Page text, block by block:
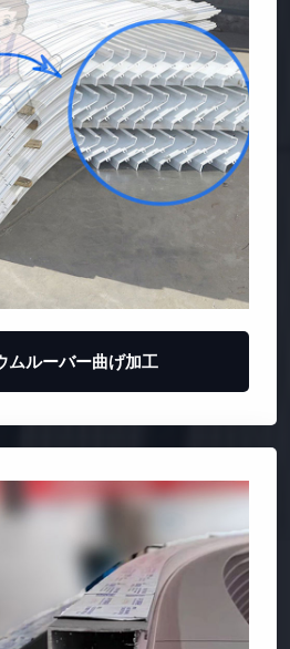
ムルーバー曲げ加工
ゃてつバンパーうけ
げ成形材料
の線が曲がっています